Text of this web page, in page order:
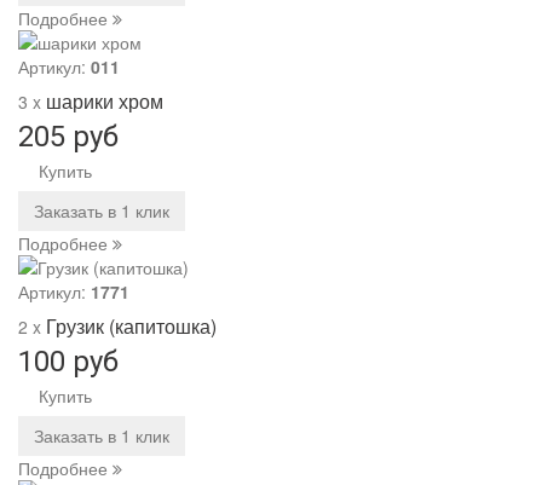
Подробнее
Артикул: 011
3 x шарики хром
205 руб
Купить
Заказать в 1 клик
Подробнее
Артикул: 1771
2 x Грузик (капитошка)
100 руб
Купить
Заказать в 1 клик
Подробнее